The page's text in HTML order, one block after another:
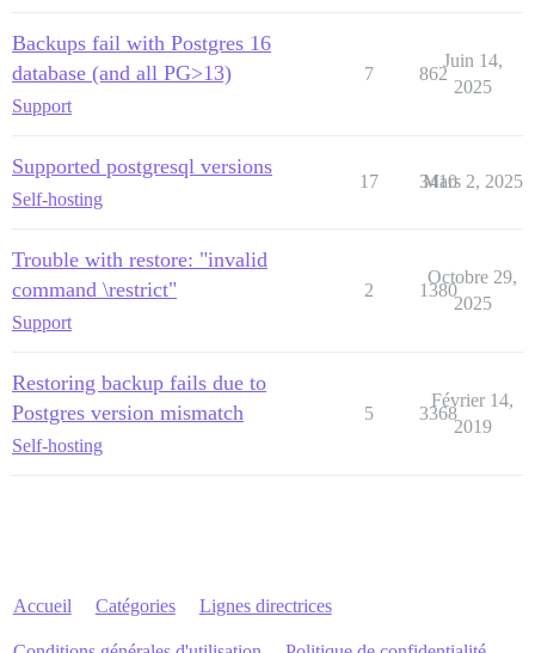
Backups fail with Postgres 16
database (and all PG>13)
Support
7 862
Juin 14,
2025
Supported postgresql versions
Self-hosting
17 3410
Mars 2, 2025
Trouble with restore: "invalid
command \restrict"
Support
2 1380
Octobre 29,
2025
Restoring backup fails due to
Postgres version mismatch
Self-hosting
5 3368
Février 14,
2019
Accueil Catégories Lignes directrices